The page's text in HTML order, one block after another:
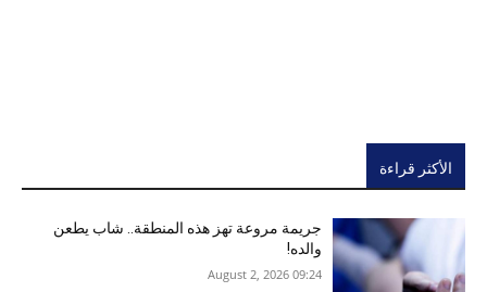
الأكثر قراءة
جريمة مروعة تهز هذه المنطقة.. شاب يطعن
والده!
09:24 2026 ,August 2